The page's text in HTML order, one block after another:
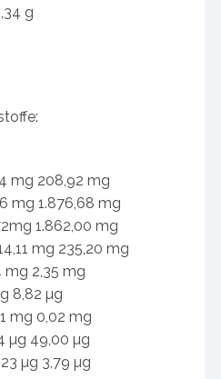
g
mg 208,92 mg
mg 1.876,68 mg
1.862,00 mg
mg 235,20 mg
mg 2,35 mg
8,82 µg
mg 0,02 mg
µg 49,00 µg
µg 3,79 µg